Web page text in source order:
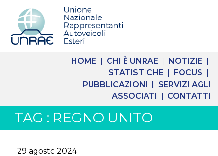
HOME | CHI È UNRAE | NOTIZIE |
STATISTICHE | FOCUS |
PUBBLICAZIONI | SERVIZI AGLI
ASSOCIATI | CONTATTI
TAG : REGNO UNITO
29 agosto 2024